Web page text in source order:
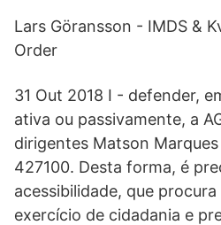
Lars Göransson - IMDS &
Order
31 Out 2018 I - defender,
ativa ou passivamente, a
dirigentes Matson Marques
427100. Desta forma, é
acessibilidade, que
exercício de cidadania e